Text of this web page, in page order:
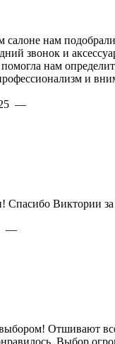
салоне нам
звонок и
нам
и
—
Спасибо Виктории
—
Отшивают
Выбор